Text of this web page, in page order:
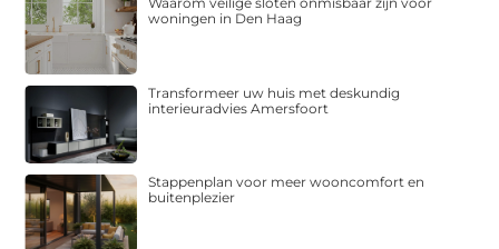
woningen in Den Haag
Transformeer uw huis met deskundig
interieuradvies Amersfoort
Stappenplan voor meer wooncomfort en
buitenplezier